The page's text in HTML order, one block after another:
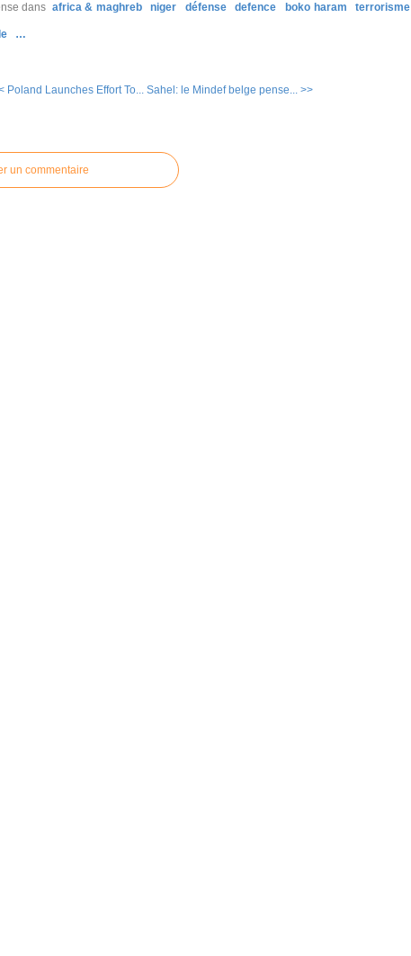
dans africa & maghreb niger défense defence boko haram
terrorisme
…
Poland Launches Effort To... Sahel: le Mindef belge pense... >>
un commentaire